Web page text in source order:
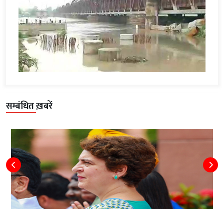
सम्बंधित ख़बरें